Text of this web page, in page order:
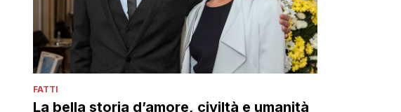
FATTI
La bella storia d’amore, civiltà e umanità